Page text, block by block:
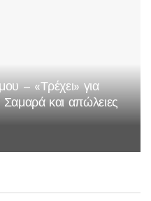
– «Τρέχει» για
Σαμαρά και απώλειες